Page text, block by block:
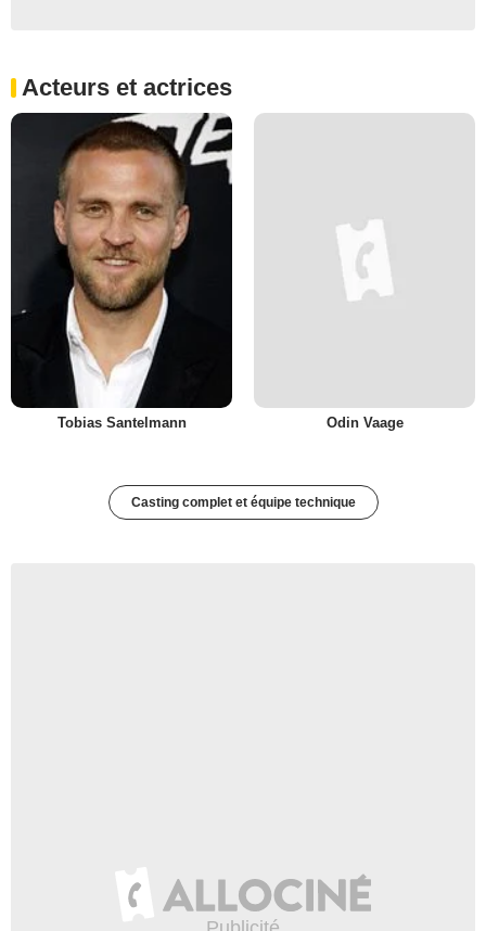
Acteurs et actrices
Tobias Santelmann Odin Vaage
Casting complet et équipe technique